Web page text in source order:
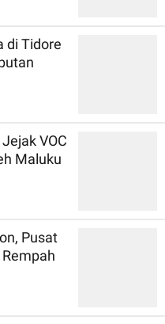
di Tidore
VOC
Maluku
Pusat